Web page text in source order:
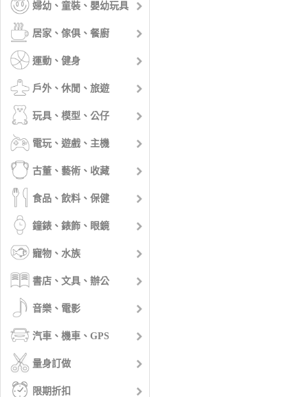
婦幼、童裝、嬰幼玩具
居家、傢俱、餐廚
運動、健身
戶外、休閒、旅遊
玩具、模型、公仔
電玩、遊戲、主機
古董、藝術、收藏
食品、飲料、保健
鐘錶、錶飾、眼鏡
寵物、水族
書店、文具、辦公
音樂、電影
汽車、機車、GPS
量身訂做
限期折扣